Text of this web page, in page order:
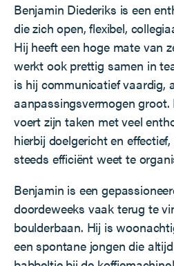
Benjamin Diederiks is een
die zich open, flexibel,
Hij heeft een hoge mate van
werkt ook prettig samen in
is hij communicatief vaardig,
aanpassingsvermogen groot.
voert zijn taken met veel
hierbij doelgericht en
steeds efficiënt weet te
Benjamin is een
doordeweeks vaak terug te
boulderbaan. Hij is
een spontane jongen die